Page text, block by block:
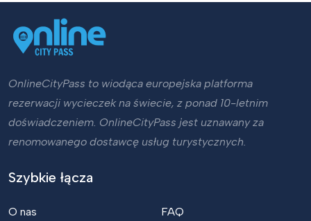
OnlineCityPass to wiodąca europejska platforma
rezerwacji wycieczek na świecie, z ponad 10-letnim
doświadczeniem. OnlineCityPass jest uznawany za
renomowanego dostawcę usług turystycznych.
Szybkie łącza
O nas FAQ